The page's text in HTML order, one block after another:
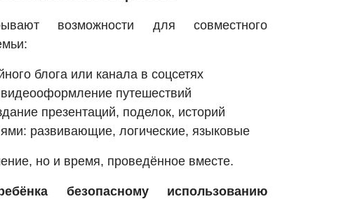
возможности для совместного
блога или канала в соцсетях
путешествий
презентаций, поделок, историй
развивающие, логические, языковые
но и время, проведённое вместе.
безопасному использованию